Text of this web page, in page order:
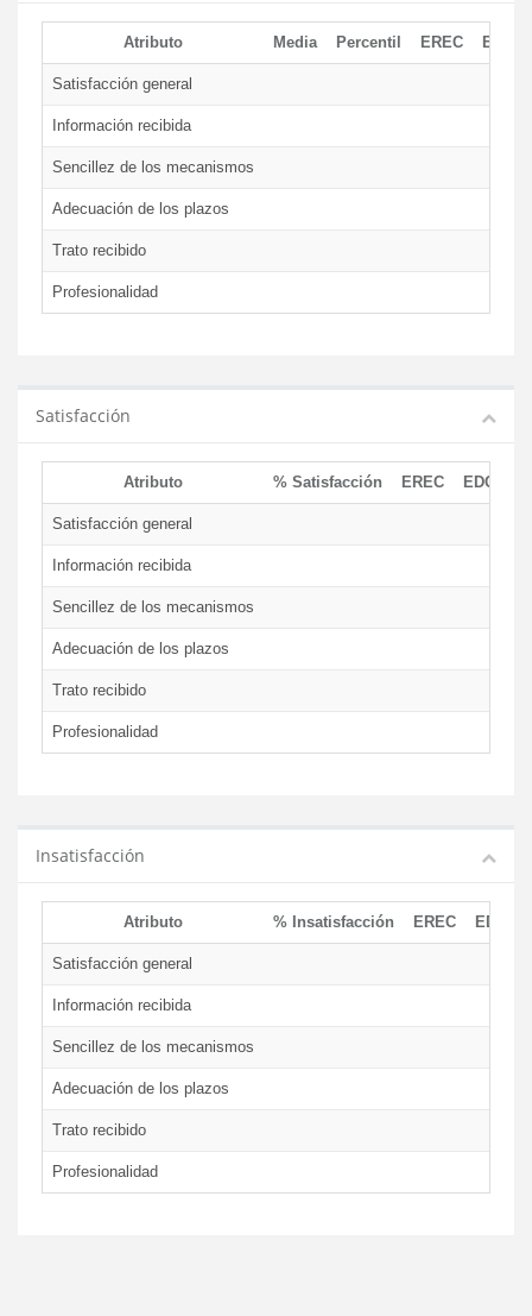
Atributo Media Percentil EREC
Satisfacción general
Información recibida
Sencillez de los mecanismos
Adecuación de los plazos
Trato recibido
Profesionalidad
Satisfacción
Atributo % Satisfacción EREC EDCEN
Satisfacción general
Información recibida
Sencillez de los mecanismos
Adecuación de los plazos
Trato recibido
Profesionalidad
Insatisfacción
Atributo % Insatisfacción EREC EDCEN
Satisfacción general
Información recibida
Sencillez de los mecanismos
Adecuación de los plazos
Trato recibido
Profesionalidad